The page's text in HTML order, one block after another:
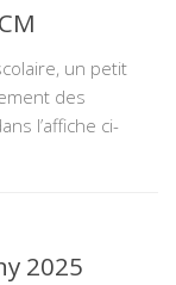
un petit
des
l’affiche ci-
2025